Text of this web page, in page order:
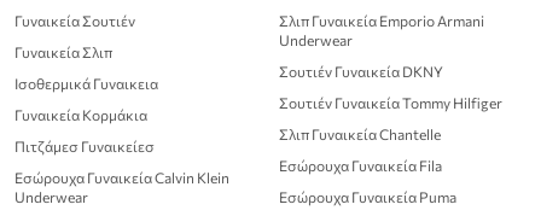
Γυναικεία Σουτιέν
Γυναικεία Σλιπ
Ισοθερμικά Γυναικεια
Γυναικεία Κορμάκια
Πιτζάμεσ Γυναικείεσ
Εσώρουχα Γυναικεία Calvin Klein
Underwear
Σλιπ Γυναικεία Emporio Armani
Underwear
Σουτιέν Γυναικεία DKNY
Σουτιέν Γυναικεία Tommy Hilfiger
Σλιπ Γυναικεία Chantelle
Εσώρουχα Γυναικεία Fila
Εσώρουχα Γυναικεία Puma